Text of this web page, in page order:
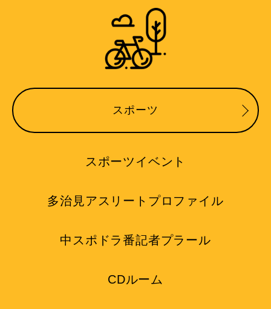
スポーツ
スポーツイベント
多治見アスリートプロファイル
中スポドラ番記者プラール
CDルーム